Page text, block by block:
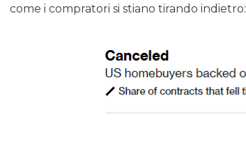
come i compratori si stiano tirando indietro: